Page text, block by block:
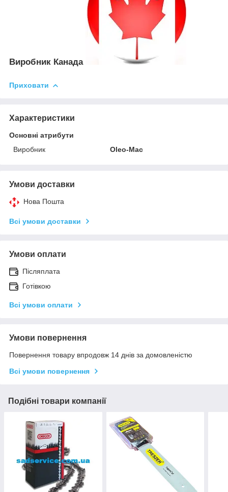
Виробник Канада
Приховати
Характеристики
Основні атрибути
Виробник
Oleo-Mac
Умови доставки
Нова Пошта
Всі умови доставки
Умови оплати
Післяплата
Готівкою
Всі умови оплати
Умови повернення
Повернення товару впродовж 14 днів за домовленістю
Всі умови повернення
Подібні товари компанії